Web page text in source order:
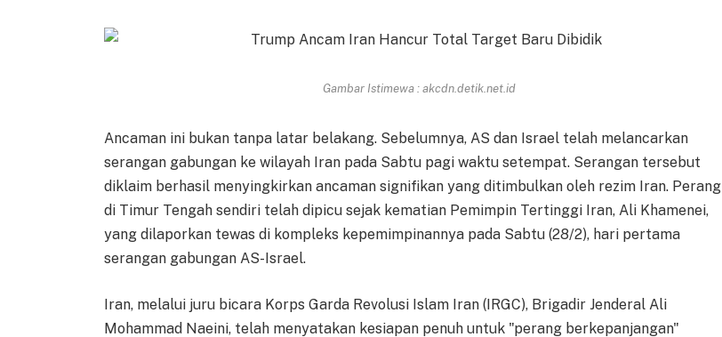
Gambar Istimewa : akcdn.detik.net.id
Ancaman ini bukan tanpa latar belakang. Sebelumnya, AS dan Israel telah melancarkan
serangan gabungan ke wilayah Iran pada Sabtu pagi waktu setempat. Serangan tersebut
diklaim berhasil menyingkirkan ancaman signifikan yang ditimbulkan oleh rezim Iran. Perang
di Timur Tengah sendiri telah dipicu sejak kematian Pemimpin Tertinggi Iran, Ali Khamenei,
yang dilaporkan tewas di kompleks kepemimpinannya pada Sabtu (28/2), hari pertama
serangan gabungan AS-Israel.
Iran, melalui juru bicara Korps Garda Revolusi Islam Iran (IRGC), Brigadir Jenderal Ali
Mohammad Naeini, telah menyatakan kesiapan penuh untuk "perang berkepanjangan"